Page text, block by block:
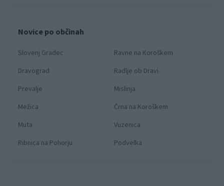
Novice po občinah
Slovenj Gradec
Ravne na Koroškem
Dravograd
Radlje ob Dravi
Prevalje
Mislinja
Mežica
Črna na Koroškem
Muta
Vuzenica
Ribnica na Pohorju
Podvelka